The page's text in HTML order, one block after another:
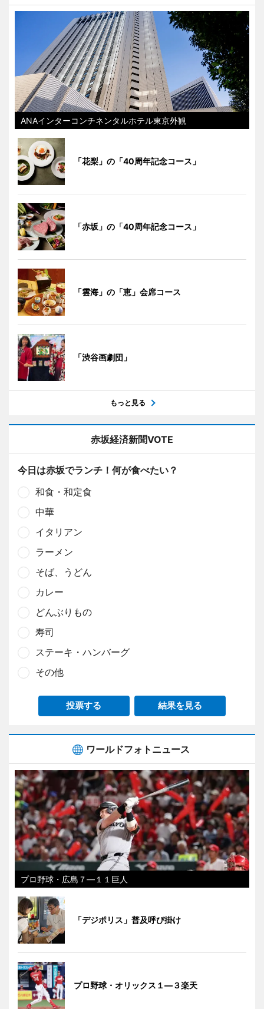
ANAインターコンチネンタルホテル東京外観
「花梨」の「40周年記念コース」
「赤坂」の「40周年記念コース」
「雲海」の「恵」会席コース
「渋谷画劇団」
もっと見る
赤坂経済新聞VOTE
今日は赤坂でランチ！何が食べたい？
和食・和定食
中華
イタリアン
ラーメン
そば、うどん
カレー
どんぶりもの
寿司
ステーキ・ハンバーグ
その他
投票する 結果を見る
ワールドフォトニュース
プロ野球・広島７―１１巨人
「デジポリス」普及呼び掛け
プロ野球・オリックス１―３楽天